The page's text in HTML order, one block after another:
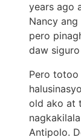
years ago
Nancy
pero
daw
Pero totoo
old ako at
Antipolo.